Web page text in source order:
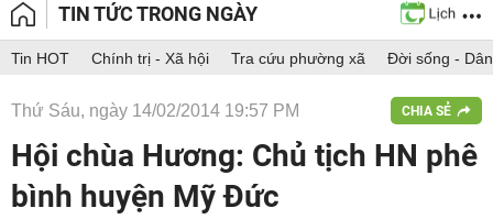
TIN TỨC TRONG NGÀY
Tin HOT Chính trị - Xã hội Tra cứu phường xã Đời sống -
Thứ Sáu, ngày 14/02/2014 19:57 PM CHIA SẺ
Hội chùa Hương: Chủ tịch HN phê
bình huyện Mỹ Đức